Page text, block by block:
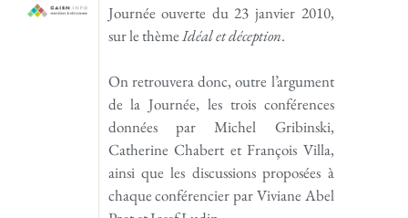
Journée ouverte du 23 janvier 2010,
sur le thèmeIdéal et déception.
On retrouvera donc, outre l’argument
de la Journée, les trois conférences
données par Michel Gribinski,
Catherine Chabert et François Villa,
ainsi que les discussions proposées à
chaque conférencier par Viviane Abel